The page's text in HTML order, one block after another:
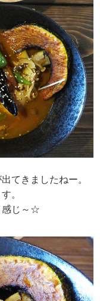
てきましたねー。
。
感じ～☆